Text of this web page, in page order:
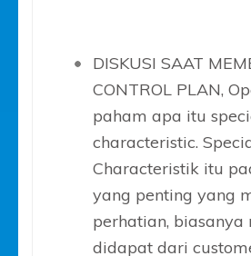
DISKUSI SAAT
CONTROL PLAN,
paham apa itu
characteristic.
Characteristik itu
yang penting yang
perhatian, biasanya
didapat dari